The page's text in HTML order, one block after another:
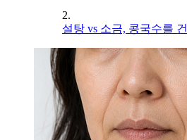
2.
설탕 vs 소금, 콩국수를